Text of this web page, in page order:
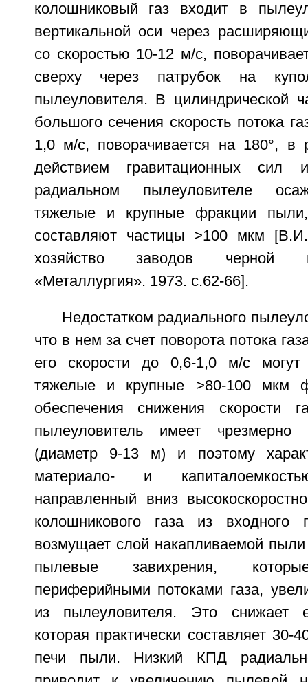
колошниковый газ входит в
вертикальной оси через
со скоростью 10-12 м/с,
сверху через патрубок на
пылеуловителя. В цилиндрической
большого сечения скорость потока
1,0 м/с, поворачивается на 180°, в
действием гравитационных
радиальном пылеуловителе
тяжелые и крупные фракции
составляют частицы >100 мкм
хозяйство заводов черной
«Металлургия». 1973. с.62-66].
Недостатком радиального
что в нем за счет поворота потока
его скорости до 0,6-1,0 м/с могут
тяжелые и крупные >80-100 мкм
обеспечения снижения скорости
пылеуловитель имеет чрезмерно
(диаметр 9-13 м) и поэтому
материало- и
направленный вниз
колошникового газа из входного
возмущает слой накапливаемой
пылевые завихрения,
периферийными потоками газа,
из пылеуловителя. Это снижает
которая практически составляет
печи пыли. Низкий КПД